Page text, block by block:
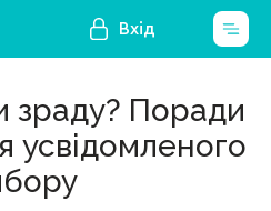
Вхід
зраду? Поради
усвідомленого